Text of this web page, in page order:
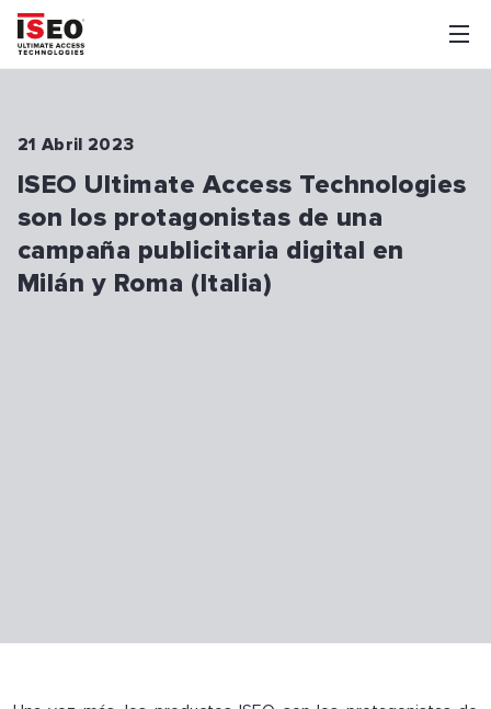
21 Abril 2023
ISEO Ultimate Access Technologies
son los protagonistas de una
campaña publicitaria digital en
Milán y Roma (Italia)